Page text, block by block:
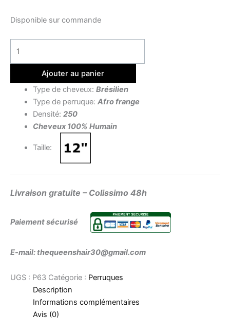
Disponible sur commande
Ajouter au panier
Type de cheveux: Brésilien
Type de perruque: Afro frange
Densité: 250
Cheveux 100% Humain
Taille:
Livraison gratuite – Colissimo 48h
Paiement sécurisé
E-mail: thequeenshair30@gmail.com
UGS : P63 Catégorie : Perruques
Description
Informations complémentaires
Avis (0)